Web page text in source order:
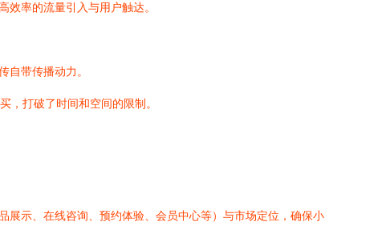
效率的流量引入与用户触达。
自带传播动力。
，打破了时间和空间的限制。
展示、在线咨询、预约体验、会员中心等）与市场定位，确保小